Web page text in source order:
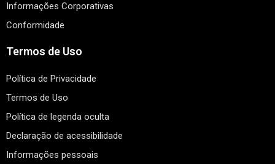
Informações Corporativas
Conformidade
Termos de Uso
Política de Privacidade
Termos de Uso
Política de legenda oculta
Declaração de acessibilidade
Informações pessoais